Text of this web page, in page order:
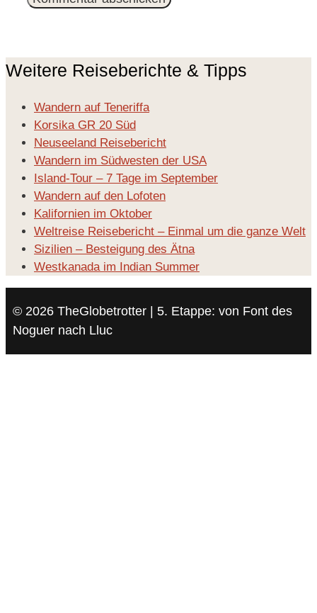
Weitere Reiseberichte & Tipps
Wandern auf Teneriffa
Korsika GR 20 Süd
Neuseeland Reisebericht
Wandern im Südwesten der USA
Island-Tour – 7 Tage im September
Wandern auf den Lofoten
Kalifornien im Oktober
Weltreise Reisebericht – Einmal um die ganze Welt
Sizilien – Besteigung des Ätna
Westkanada im Indian Summer
© 2026 TheGlobetrotter | 5. Etappe: von Font des
Noguer nach Lluc